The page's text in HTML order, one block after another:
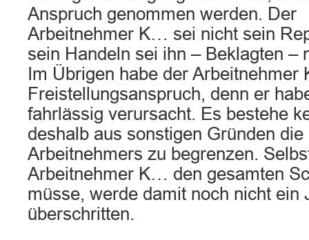
Anspruch genommen werden. Der
Arbeitnehmer K… sei nicht sein
sein Handeln sei ihn – Beklagten –
Im Übrigen habe der
Freistellungsanspruch, denn er
fahrlässig verursacht. Es bestehe
deshalb aus sonstigen Gründen
Arbeitnehmers zu begrenzen.
Arbeitnehmer K… den gesamten
müsse, werde damit noch nicht ein
überschritten.